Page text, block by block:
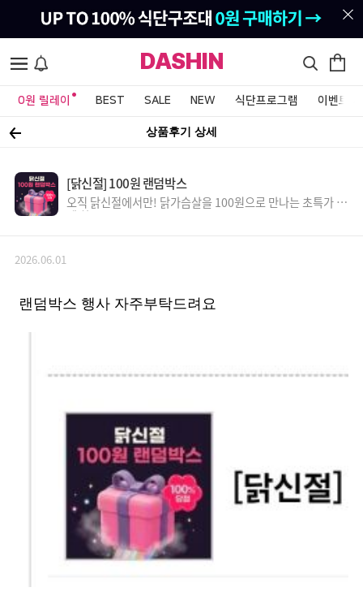
DASHIN
0원 릴레이 BEST SALE NEW 식단프로그램 이벤트&
상품후기 상세
[닭신절] 100원 랜덤박스
오직 닭신절에서만! 닭가슴살을 100원으로 만나는 초특가 득
템 찬스!
2026.06.01
랜덤박스 행사 자주부탁드려요